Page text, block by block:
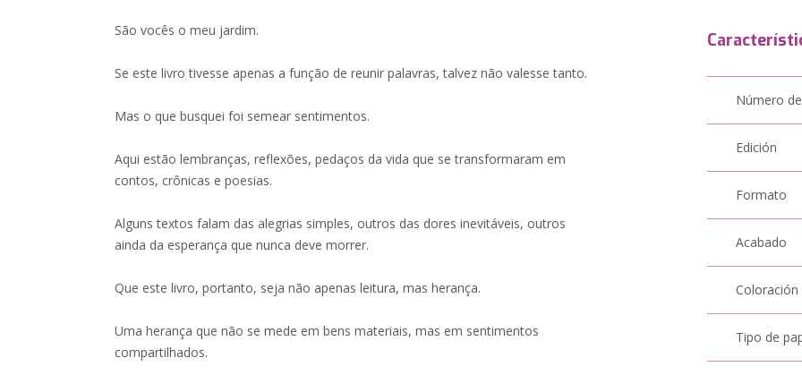
São vocês o meu jardim.
Se este livro tivesse apenas a função de reunir palavras, talvez não valesse tanto.
Mas o que busquei foi semear sentimentos.
Aqui estão lembranças, reflexões, pedaços da vida que se transformaram em
contos, crônicas e poesias.
Alguns textos falam das alegrias simples, outros das dores inevitáveis, outros
ainda da esperança que nunca deve morrer.
Que este livro, portanto, seja não apenas leitura, mas herança.
Uma herança que não se mede em bens materiais, mas em sentimentos
compartilhados.
Número
Edición
Formato
Acabado
Coloración
Tipo de